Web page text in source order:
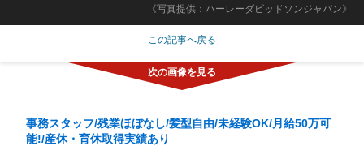
《写真提供：ハーレーダビッドソンジャパン》
この記事へ戻る
事務スタッフ/残業ほぼなし/髪型自由/未経験OK/月給50万可
能!/産休・育休取得実績あり